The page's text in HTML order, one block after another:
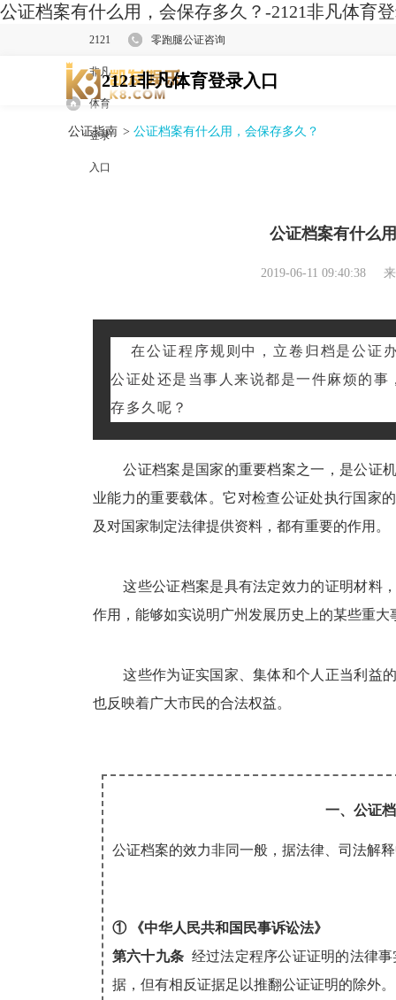
公证档案有什么用，会保存多久？-2121非凡体育
2121
非凡
体育
登录
入口
零跑腿公证咨询
2121非凡体育登录入口
公证指南 > 公证档案有什么用，会保存多久？
公证档案有什么
2019-06-11 09:40:38
在公证程序规则中，立卷归档是公证
公证处还是当事人来说都是一件麻烦的
存多久呢？
公证档案是国家的重要档案之一，是公证机
业能力的重要载体。它对检查公证处执行国家
及对国家制定法律提供资料，都有重要的作用。
这些公证档案是具有法定效力的证明材料，
作用，能够如实说明广州发展历史上的某些重大
这些作为证实国家、集体和个人正当利益的
也反映着广大市民的合法权益。
一、公证
公证档案的效力非同一般，据法律、司法解
① 《中华人民共和国民事诉讼法》
第六十九条 经过法定程序公证证明的法律
据，但有相反证据足以推翻公证证明的除外。